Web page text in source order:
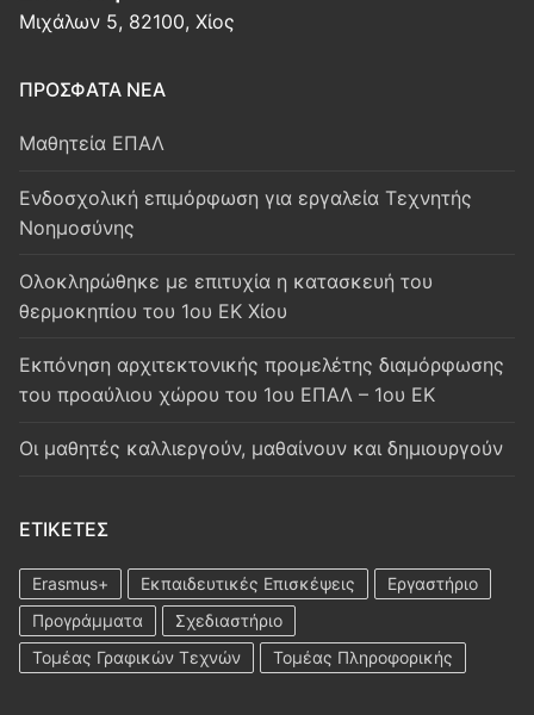
Μιχάλων 5, 82100, Χίος
ΠΡΟΣΦΑΤΑ ΝΕΑ
Μαθητεία ΕΠΑΛ
Ενδοσχολική επιμόρφωση για εργαλεία Τεχνητής
Νοημοσύνης
Oλοκληρώθηκε με επιτυχία η κατασκευή του
θερμοκηπίου του 1ου ΕΚ Χίου
Εκπόνηση αρχιτεκτονικής προμελέτης διαμόρφωσης
του προαύλιου χώρου του 1ου ΕΠΑΛ – 1ου ΕΚ
Οι μαθητές καλλιεργούν, μαθαίνουν και δημιουργούν
ΕΤΙΚΈΤΕΣ
Erasmus+ Εκπαιδευτικές Επισκέψεις
Εργαστήριο
Προγράμματα
Σχεδιαστήριο
Τομέας Γραφικών Τεχνών
Τομέας Πληροφορικής